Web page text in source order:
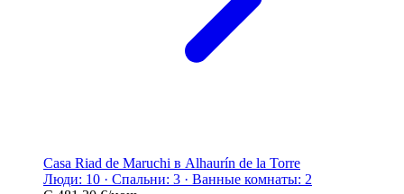
Casa Riad de Maruchi в Alhaurín de la Torre
Люди: 10 · Спальни: 3 · Ванные комнаты: 2